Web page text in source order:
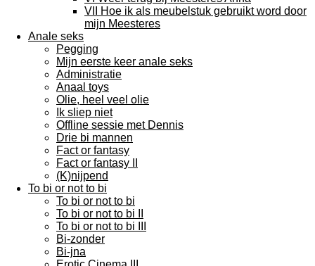
VII Hoe ik als meubelstuk gebruikt word door
mijn Meesteres
Anale seks
Pegging
Mijn eerste keer anale seks
Administratie
Anaal toys
Olie, heel veel olie
Ik sliep niet
Offline sessie met Dennis
Drie bi mannen
Fact or fantasy
Fact or fantasy II
(K)nijpend
To bi or not to bi
To bi or not to bi
To bi or not to bi II
To bi or not to bi III
Bi-zonder
Bi-jna